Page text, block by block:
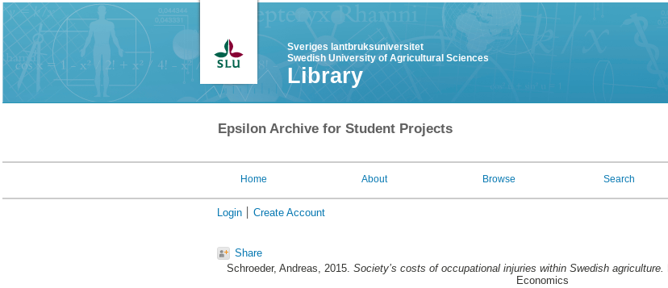
Sveriges lantbruksuniversitet
Swedish University of Agricultural Sciences
Library
Epsilon Archive for Student Projects
Home About Browse Search
Login Create Account
Share
Schroeder, Andreas, 2015. Society’s costs of occupational injuries within Swedish agriculture.
Economics